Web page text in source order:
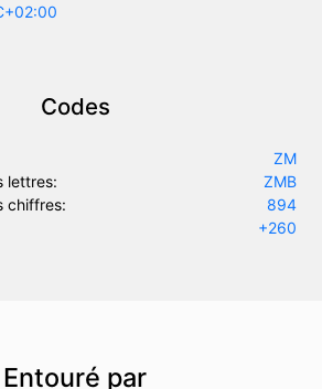
Codes
ZM
lettres:
ZMB
chiffres:
894
+260
Entouré par